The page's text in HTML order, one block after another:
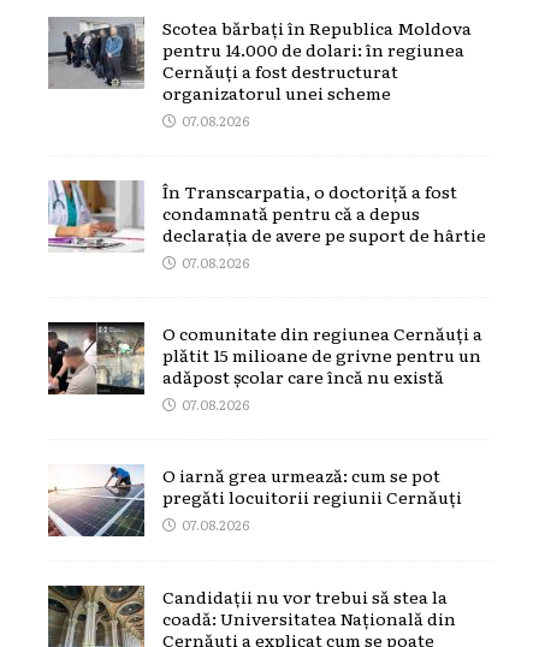
Scotea bărbați în Republica Moldova
pentru 14.000 de dolari: în regiunea
Cernăuți a fost destructurat
organizatorul unei scheme
07.08.2026
În Transcarpatia, o doctoriță a fost
condamnată pentru că a depus
declarația de avere pe suport de hârtie
07.08.2026
O comunitate din regiunea Cernăuți a
plătit 15 milioane de grivne pentru un
adăpost școlar care încă nu există
07.08.2026
O iarnă grea urmează: cum se pot
pregăti locuitorii regiunii Cernăuți
07.08.2026
Candidații nu vor trebui să stea la
coadă: Universitatea Națională din
Cernăuți a explicat cum se poate